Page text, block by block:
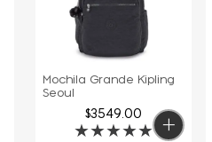
Mochila Grande Kipling
Seoul
$3549.00
★★★★★